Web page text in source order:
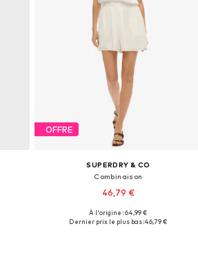
OFFRE
SUPERDRY & CO
Combinaison
46,79 €
Tailles disponibles: L, XL
À l'origine : 64,99 €
Dernier prix le plus bas :46,79 €